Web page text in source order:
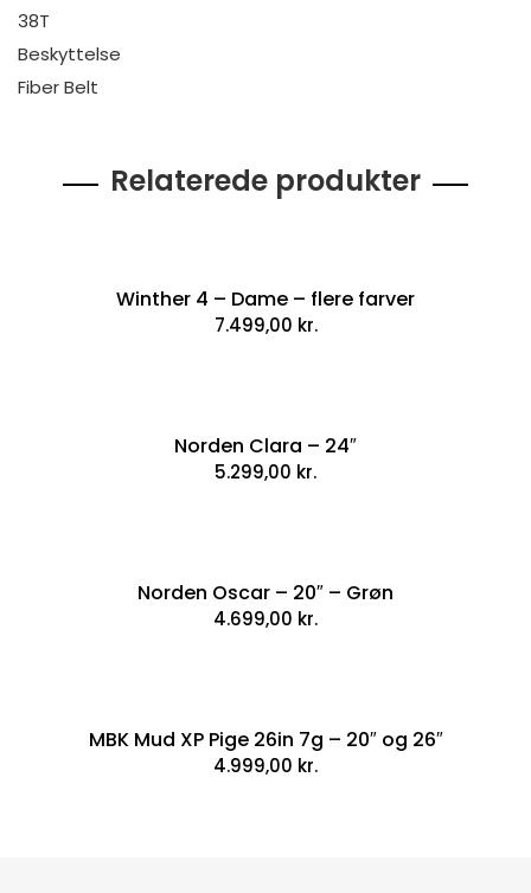
38T
Beskyttelse
Fiber Belt
Relaterede produkter
Winther 4 – Dame – flere farver
7.499,00 kr.
Norden Clara – 24″
5.299,00 kr.
Norden Oscar – 20″ – Grøn
4.699,00 kr.
MBK Mud XP Pige 26in 7g – 20″ og 26″
4.999,00 kr.